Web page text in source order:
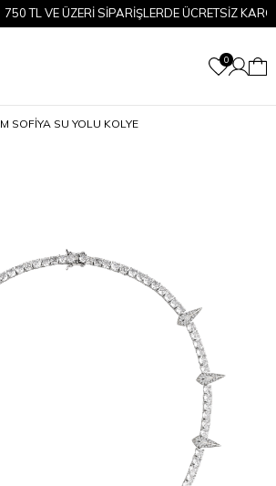
TL VE ÜZERİ SİPARİŞLERDE ÜCRETSİZ KARGO!
0
SOFİYA SU YOLU KOLYE